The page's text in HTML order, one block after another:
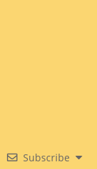
Subscribe